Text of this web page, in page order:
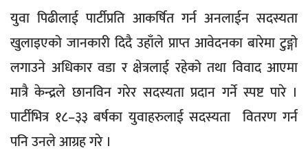
युवा पिढीलाई पार्टीप्रति आकर्षित गर्न अनलाईन सदस्यता
खुलाइएको जानकारी दिदै उहाँले प्राप्त आवेदनका बारेमा टुङ्गो
लगाउने अधिकार वडा र क्षेत्रलाई रहेको तथा विवाद आएमा
मात्रै केन्द्रले छानविन गरेर सदस्यता प्रदान गर्ने स्पष्ट पारे ।
पार्टीभित्र १८–३३ बर्षका युवाहरुलाई सदस्यता वितरण गर्न
पनि उनले आग्रह गरे ।